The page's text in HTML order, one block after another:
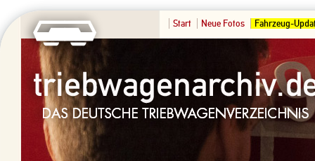
Start Neue Fotos Fahrzeug-